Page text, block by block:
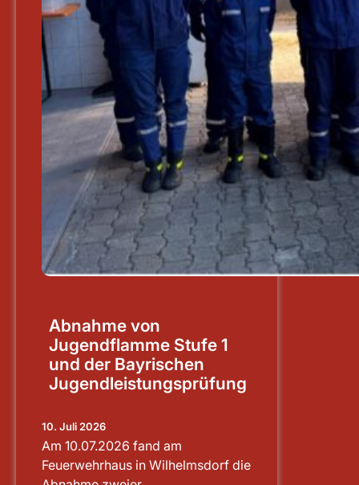
Abnahme von
Jugendflamme Stufe 1
und der Bayrischen
Jugendleistungsprüfung
10. Juli 2026
Am 10.07.2026 fand am
Feuerwehrhaus in Wilhelmsdorf die